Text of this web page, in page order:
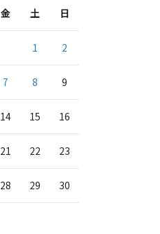
金 土 日
1 2
7 8 9
14 15 16
21 22 23
28 29 30